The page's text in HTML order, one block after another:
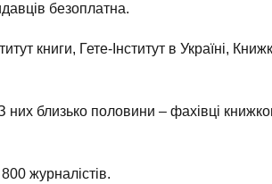
безоплатна.
книги, Гете-Інститут в Україні,
близько половини – фахівці
журналістів.